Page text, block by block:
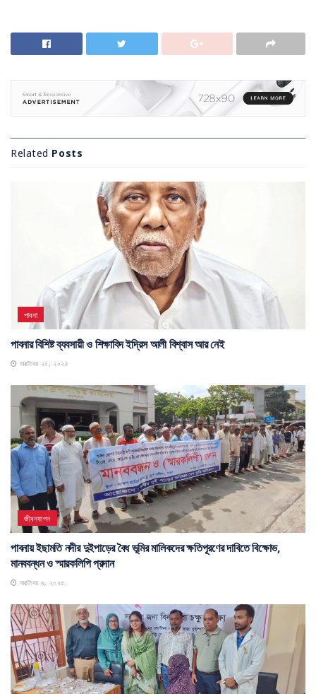
Related Posts
পাবনা
পাবনার বিশিষ্ট ব্যবসায়ী ও শিক্ষাবিদ ইদ্রিস আলী বিশ্বাস আর নেই
অক্টোবর ২৫, ২০২৫
জীবনযাপন
পাবনায় ইছামতি নদীর দুইপাড়ের বৈধ ভূমির মালিকদের ক্ষতিপূরণের দাবিতে বিক্ষোভ,
মানববন্ধন ও স্মারকলিপি প্রদান
অক্টোবর ৬, ২০২৫